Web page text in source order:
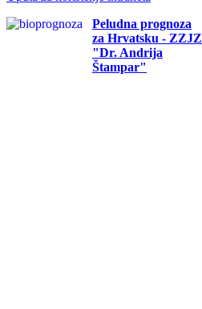
Peludna prognoza
za Hrvatsku - ZZJZ
"Dr. Andrija
Štampar"